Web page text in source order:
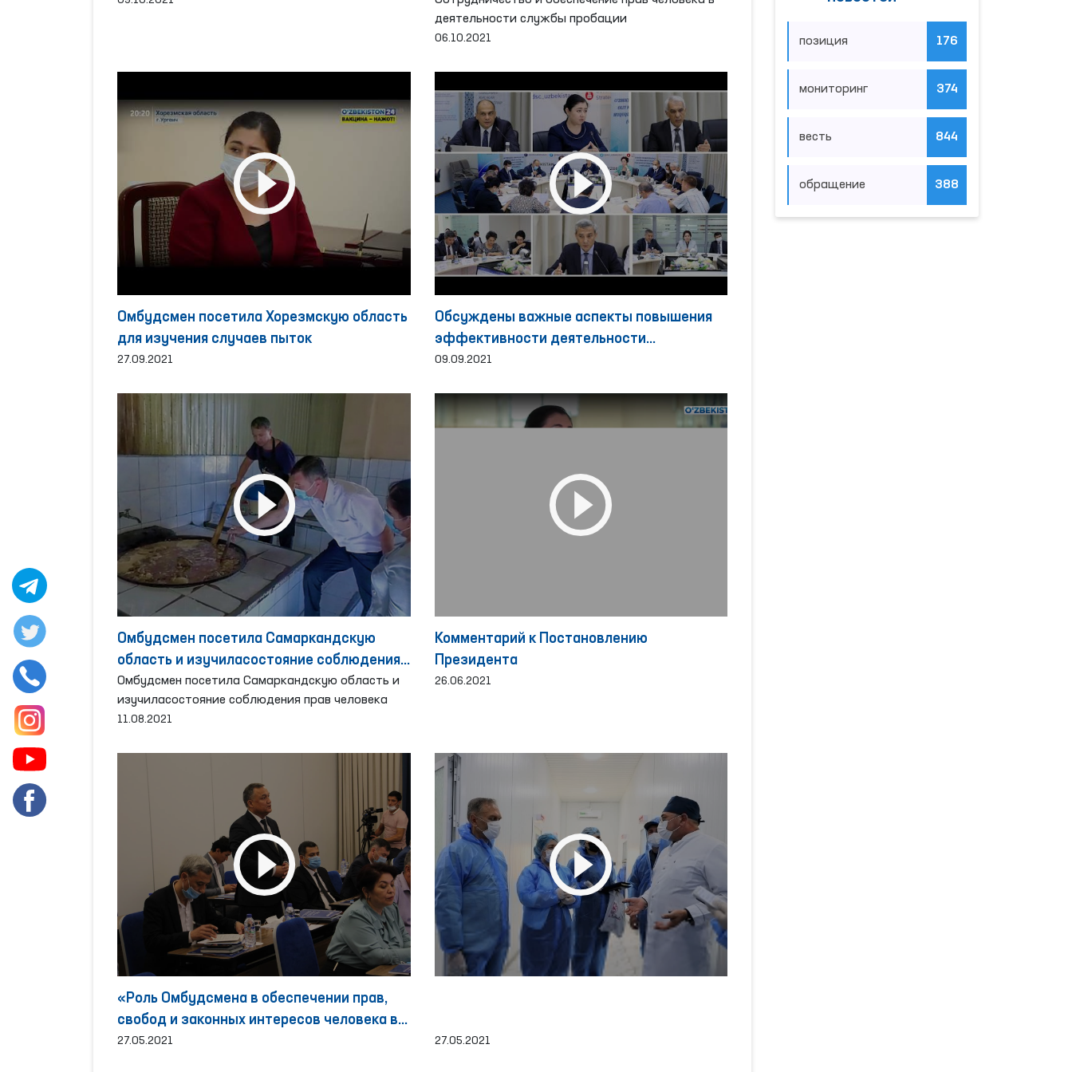
деятельности службы пробации
06.10.2021
Омбудсмен посетила Хорезмскую область
для изучения случаев пыток
27.09.2021
Обсуждены важные аспекты повышения
эффективности деятельности
Омбудсмана
09.09.2021
Омбудсмен посетила Самаркандскую
область и изучиласостояние соблюдения
прав человека
Омбудсмен посетила Самаркандскую область и
изучиласостояние соблюдения прав человека
11.08.2021
Комментарий к Постановлению
Президента
26.06.2021
«Роль Омбудсмена в обеспечении прав,
свобод и законных интересов человека в
контексте проводимых реформ»
27.05.2021 27.05.2021
позиция 176
мониторинг 374
весть 844
обращение 388